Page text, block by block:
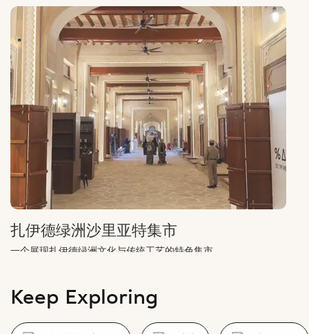
扎伊德绿洲沙里亚特集市
一个展现扎伊德绿洲文化与传统工艺的特色集市
Keep Exploring